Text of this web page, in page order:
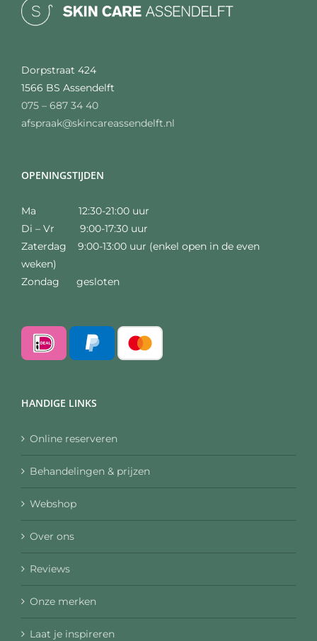
Dorpstraat 424
1566 BS Assendelft
075 – 687 34 40
afspraak@skincareassendelft.nl
OPENINGSTIJDEN
Ma 12:30-21:00 uur
Di – Vr 9:00-17:30 uur
Zaterdag 9:00-13:00 uur (enkel open in de even
weken)
Zondag gesloten
HANDIGE LINKS
Online reserveren
Behandelingen & prijzen
Webshop
Over ons
Reviews
Onze merken
Laat je inspireren